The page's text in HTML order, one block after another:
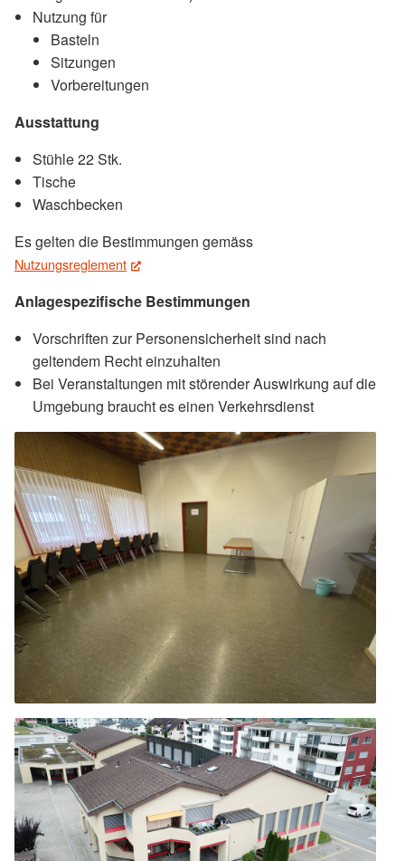
Nutzung für
Basteln
Sitzungen
Vorbereitungen
Ausstattung
Stühle 22 Stk.
Tische
Waschbecken
Es gelten die Bestimmungen gemäss
Nutzungsreglement (External Link)
Anlagespezifische Bestimmungen
Vorschriften zur Personensicherheit sind nach
geltendem Recht einzuhalten
Bei Veranstaltungen mit störender Auswirkung auf die
Umgebung braucht es einen Verkehrsdienst